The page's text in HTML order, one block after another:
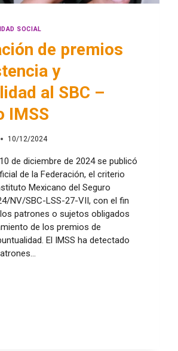
SOCIAL
de premios
y
al SBC –
IMSS
10/12/2024
de diciembre de 2024 se publicó
de la Federación, el criterio
Mexicano del Seguro
NV/SBC-LSS-27-VII, con el fin
patrones o sujetos obligados
de los premios de
El IMSS ha detectado